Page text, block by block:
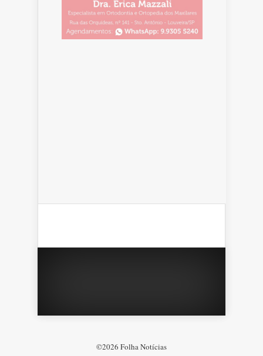
©2026 Folha Notícias